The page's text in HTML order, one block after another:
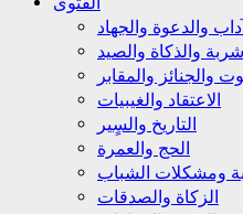
والدعوة والجهاد
والذكاة والصيد
والجنائز والمقابر
الاعتقاد والغيبيات
التاريخ والسٍير
الحج والعمرة
ومشكلات الشباب
الزكاة والصدقات